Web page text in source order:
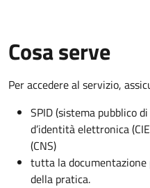
Cosa serve
Per accedere al servizio,
SPID (sistema pubblico
d’identità elettronica
(CNS)
tutta la
della pratica.